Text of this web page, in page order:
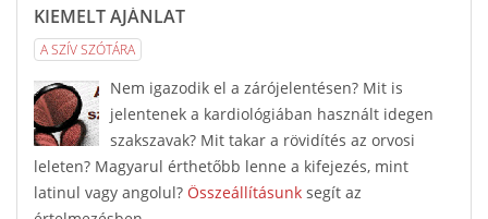
KIEMELT AJÁNLAT
A SZÍV SZÓTÁRA
Nem igazodik el a zárójelentésen? Mit is
jelentenek a kardiológiában használt idegen
szakszavak? Mit takar a rövidítés az orvosi
leleten? Magyarul érthetőbb lenne a kifejezés, mint
latinul vagy angolul? Összeállításunk segít az